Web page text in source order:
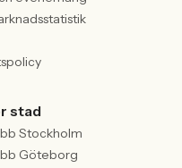
stad
Stockholm
Göteborg